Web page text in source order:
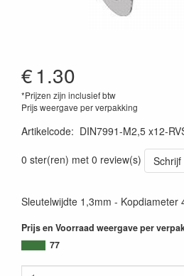
€1.30
*Prijzen zijn inclusief btw
Prijs weergave per verpakking
Artikelcode: DIN7991-M2,5 x12-
0 ster(ren) met 0 review(s)
Sleutelwijdte 1,3mm - Kopdiameter
Prijs en Voorraad weergave per
77